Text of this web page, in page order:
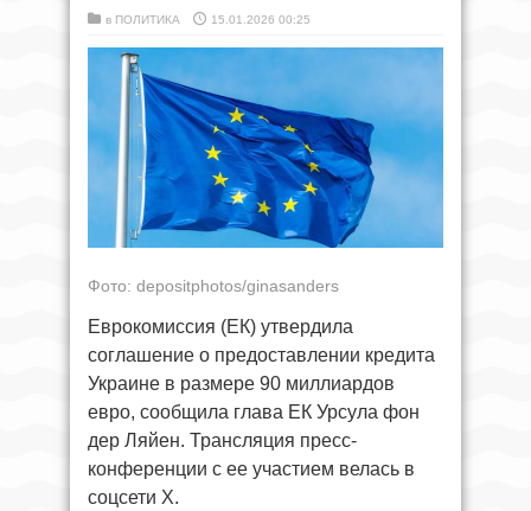
в ПОЛИТИКА 15.01.2026 00:25
Фото: depositphotos/ginasanders
Еврокомиссия (ЕК) утвердила
соглашение о предоставлении кредита
Украине в размере 90 миллиардов
евро, сообщила глава ЕК Урсула фон
дер Ляйен. Трансляция пресс-
конференции с ее участием велась в
соцсети X.